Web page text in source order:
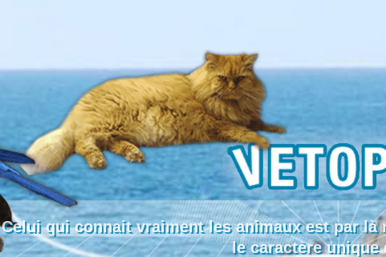
Celui qui connait vraiment les animaux est par là
le caractère unique